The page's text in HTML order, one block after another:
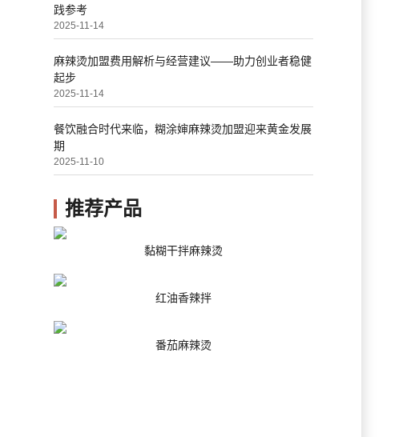
践参考
2025-11-14
麻辣烫加盟费用解析与经营建议——助力创业者稳健
起步
2025-11-14
餐饮融合时代来临，糊涂婶麻辣烫加盟迎来黄金发展
期
2025-11-10
推荐产品
黏糊干拌麻辣烫
红油香辣拌
番茄麻辣烫